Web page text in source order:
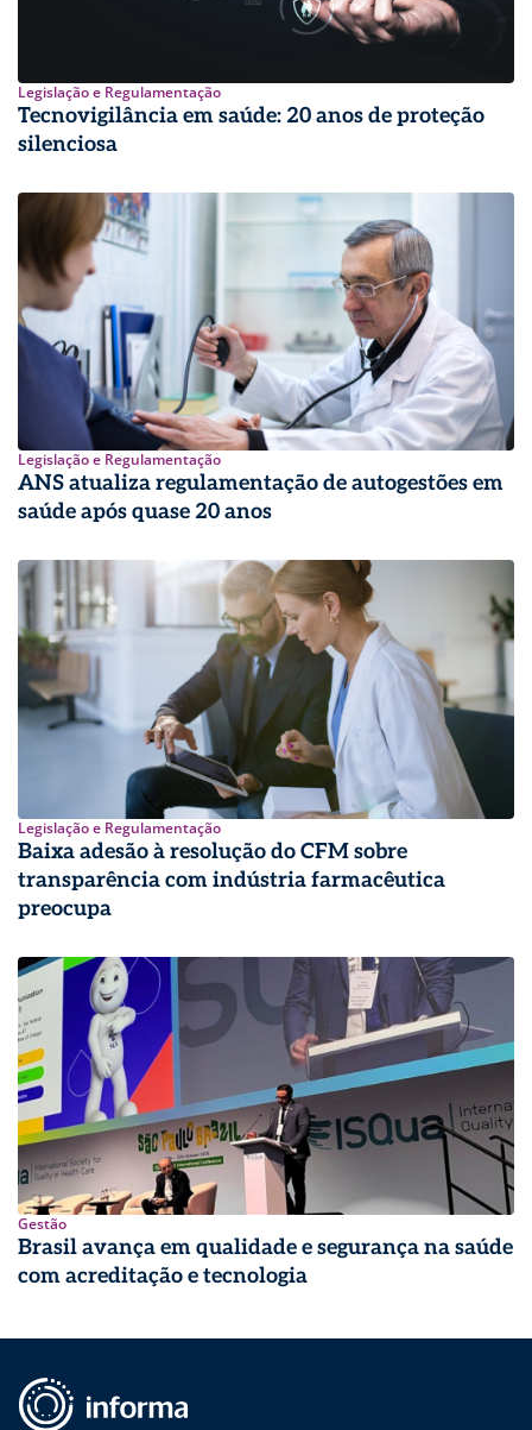
Legislação e Regulamentação
Tecnovigilância em saúde: 20 anos de proteção
silenciosa
Legislação e Regulamentação
ANS atualiza regulamentação de autogestões em
saúde após quase 20 anos
Legislação e Regulamentação
Baixa adesão à resolução do CFM sobre
transparência com indústria farmacêutica
preocupa
Gestão
Brasil avança em qualidade e segurança na saúde
com acreditação e tecnologia